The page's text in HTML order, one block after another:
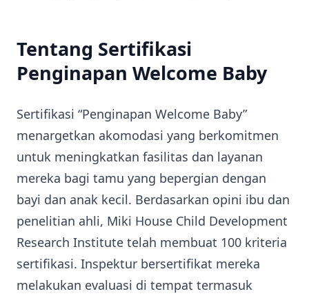
Tentang Sertifikasi
Penginapan Welcome Baby
Sertifikasi “Penginapan Welcome Baby”
menargetkan akomodasi yang berkomitmen
untuk meningkatkan fasilitas dan layanan
mereka bagi tamu yang bepergian dengan
bayi dan anak kecil. Berdasarkan opini ibu dan
penelitian ahli, Miki House Child Development
Research Institute telah membuat 100 kriteria
sertifikasi. Inspektur bersertifikat mereka
melakukan evaluasi di tempat termasuk